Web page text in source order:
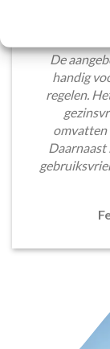
De
handig
regelen.
omvatten